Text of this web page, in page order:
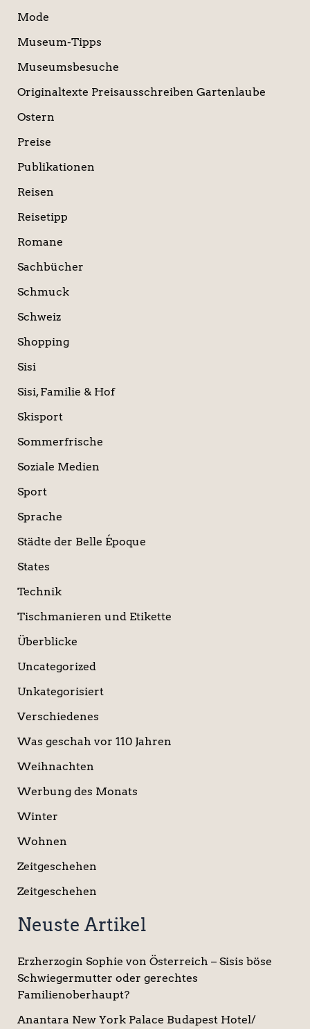
Mode
Museum-Tipps
Museumsbesuche
Originaltexte Preisausschreiben Gartenlaube
Ostern
Preise
Publikationen
Reisen
Reisetipp
Romane
Sachbücher
Schmuck
Schweiz
Shopping
Sisi
Sisi, Familie & Hof
Skisport
Sommerfrische
Soziale Medien
Sport
Sprache
Städte der Belle Époque
States
Technik
Tischmanieren und Etikette
Überblicke
Uncategorized
Unkategorisiert
Verschiedenes
Was geschah vor 110 Jahren
Weihnachten
Werbung des Monats
Winter
Wohnen
Zeitgeschehen
Zeitgeschehen
Neuste Artikel
Erzherzogin Sophie von Österreich – Sisis böse
Schwiegermutter oder gerechtes
Familienoberhaupt?
Anantara New York Palace Budapest Hotel/